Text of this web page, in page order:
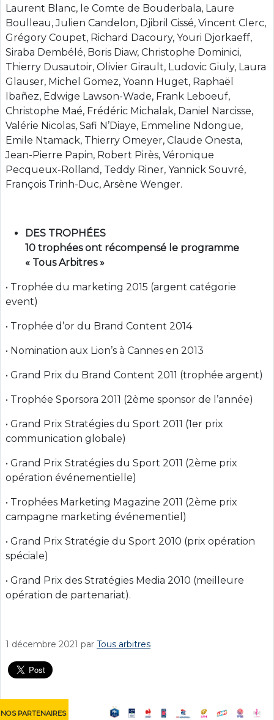
Laurent Blanc, le Comte de Bouderbala, Laure
Boulleau, Julien Candelon, Djibril Cissé, Vincent Clerc,
Grégory Coupet, Richard Dacoury, Youri Djorkaeff,
Siraba Dembélé, Boris Diaw, Christophe Dominici,
Thierry Dusautoir, Olivier Girault, Ludovic Giuly, Laura
Glauser, Michel Gomez, Yoann Huget, Raphaël
Ibañez, Edwige Lawson-Wade, Frank Leboeuf,
Christophe Maé, Frédéric Michalak, Daniel Narcisse,
Valérie Nicolas, Safi N’Diaye, Emmeline Ndongue,
Emile Ntamack, Thierry Omeyer, Claude Onesta,
Jean-Pierre Papin, Robert Pirès, Véronique
Pecqueux-Rolland, Teddy Riner, Yannick Souvré,
François Trinh-Duc, Arsène Wenger.
DES TROPHÉES
10 trophées ont récompensé le programme
« Tous Arbitres »
• Trophée du marketing 2015 (argent catégorie
event)
• Trophée d’or du Brand Content 2014
• Nomination aux Lion’s à Cannes en 2013
• Grand Prix du Brand Content 2011 (trophée argent)
• Trophée Sporsora 2011 (2ème sponsor de l’année)
• Grand Prix Stratégies du Sport 2011 (1er prix
communication globale)
• Grand Prix Stratégies du Sport 2011 (2ème prix
opération événementielle)
• Trophées Marketing Magazine 2011 (2ème prix
campagne marketing événementiel)
• Grand Prix Stratégie du Sport 2010 (prix opération
spéciale)
• Grand Prix des Stratégies Media 2010 (meilleure
opération de partenariat).
1 décembre 2021 par Tous arbitres
NOS PARTENAIRES